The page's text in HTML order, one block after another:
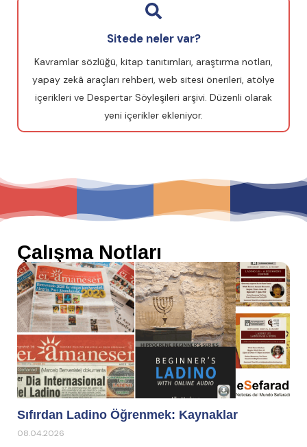
Sitede neler var?
Kavramlar sözlüğü, kitap tanıtımları, araştırma notları,
yapay zekâ araçları rehberi, web sitesi önerileri, atölye
içerikleri ve Despertar Söyleşileri arşivi. Düzenli olarak
yeni içerikler ekleniyor.
Çalışma Notları
Sıfırdan Ladino Öğrenmek: Kaynaklar
08.04.2026